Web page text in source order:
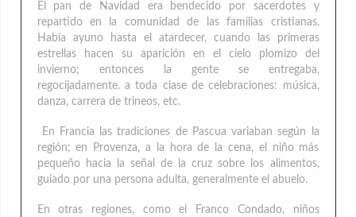
El pan de Navidad era bendecido por sacerdotes y
repartido en la comunidad de las familias cristianas.
Había ayuno hasta el atardecer, cuando las primeras
estrellas hacen su aparición en el cielo plomizo del
invierno; entonces la gente se entregaba,
regocijadamente. a toda ciase de celebraciones: música,
danza, carrera de trineos, etc.
En Francia las tradiciones de Pascua variaban según la
región; en Provenza, a la hora de la cena, el niño más
pequeño hacia la señal de la cruz sobre los alimentos,
guiado por una persona adulta, generalmente el abuelo.
En otras regiones, como el Franco Condado, niños